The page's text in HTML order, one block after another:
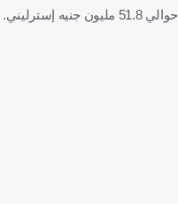
حوالي 51.8 مليون جنيه إسترليني.